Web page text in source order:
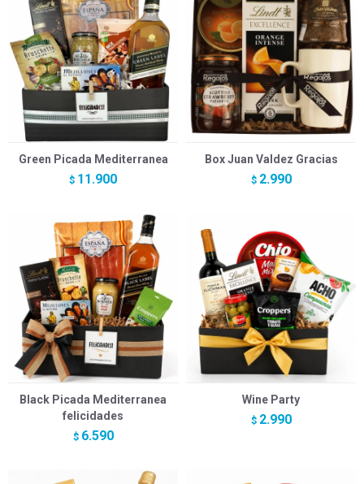
Green Picada Mediterranea
$ 11.900
Box Juan Valdez Gracias
$ 2.990
Black Picada Mediterranea
felicidades
$ 6.590
Wine Party
$ 2.990